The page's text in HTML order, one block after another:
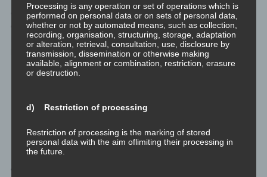
einzige relevante Worte mit Doppel-pf noch recht
gleichberechtigt. Wer dieser Aussage nichts abgewinnen kann,
hat vermutlich schon nach dem ersten Absatz aufgehört zu
lesen. Einschub Ende.
Immanuel Kant: Der
Freiheitsgedanke
Ich mismatche nun Immanuel Kant derart, indem ich mit
wenigen Worten
Processing is any operation or set of operations which is
performed on personal data or on sets of personal data,
whether or not by automated means, such as collection,
recording, organisation, structuring, storage, adaptation
or alteration, retrieval, consultation, use, disclosure by
transmission, dissemination or otherwise making
available, alignment or combination, restriction, erasure
or destruction.
d) Restriction of processing
Restriction of processing is the marking of stored
personal data with the aim oflimiting their processing in
the future.